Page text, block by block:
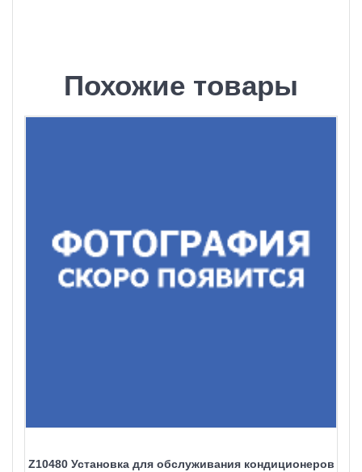
Похожие товары
Z10480 Установка для обслуживания кондиционеров